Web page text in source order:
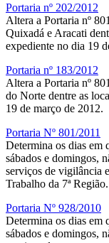
Portaria nº 202/2012
Altera a Portaria nº
Quixadá e Aracati
expediente no dia 19
Portaria nº 183/2012
Altera a Portaria nº
do Norte dentre as
19 de março de 2012.
Portaria Nº 801/2011
Determina os dias em
sábados e domingos,
serviços de vigilância
Trabalho da 7ª Região.
Portaria Nº 928/2010
Determina os dias em
sábados e domingos,